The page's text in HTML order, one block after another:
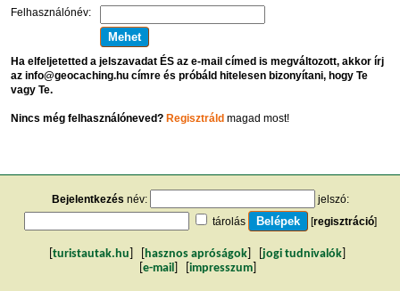
Felhasználónév:
Ha elfeljetetted a jelszavadat ÉS az e-mail címed is megváltozott, akkor írj
az info@geocaching.hu címre és próbáld hitelesen bizonyítani, hogy Te
vagy Te.
Nincs még felhasználóneved? Regisztráldmagad most!
Bejelentkezés név:
jelszó:
tárolás
[regisztráció]
turistautak.hu hasznos apróságok jogi tudnivalók
e-mail impresszum]